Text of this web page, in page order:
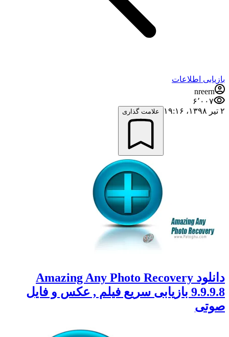
بازیابی اطلاعات
nreern
۶٬۰۰۷
۲ تیر ۱۳۹۸،‏ ۱۹:۱۶
علامت گذاری
دانلود Amazing Any Photo Recovery
9.9.9.8 بازیابی سریع فیلم , عکس و فایل
صوتی